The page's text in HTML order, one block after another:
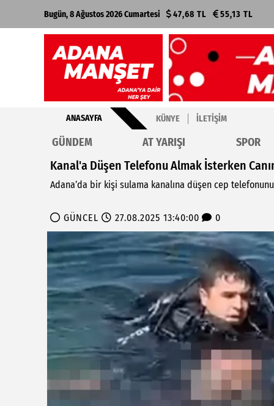
Bugün, 8 Ağustos 2026 Cumartesi 47,68 TL 55,13 TL
ANASAYFA KÜNYE İLETIŞIM
GÜNDEM AT YARIŞI SPOR
Kanal'a Düşen Telefonu Almak İsterken
Adana’da bir kişi sulama kanalına düşen cep
GÜNCEL 27.08.2025 13:40:00 0